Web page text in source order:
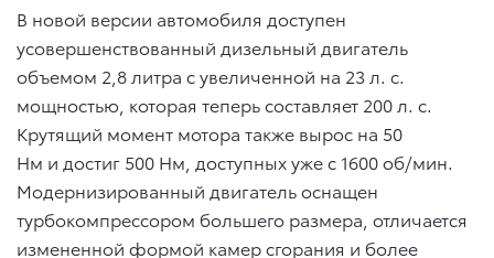
В новой версии автомобиля доступен
усовершенствованный дизельный двигатель
объемом 2,8 литра с увеличенной на 23 л. с.
мощностью, которая теперь составляет 200 л. с.
Крутящий момент мотора также вырос на 50
Нм и достиг 500 Нм, доступных уже с 1600 об/мин.
Модернизированный двигатель оснащен
турбокомпрессором большего размера, отличается
измененной формой камер сгорания и более